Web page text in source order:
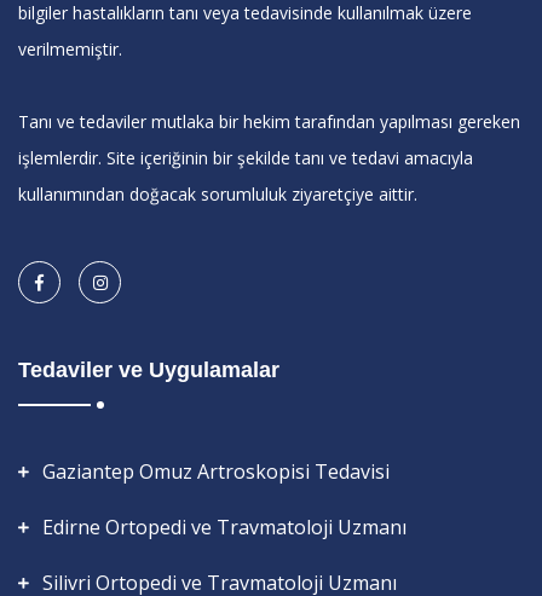
bilgiler hastalıkların tanı veya tedavisinde kullanılmak üzere
verilmemiştir.
Tanı ve tedaviler mutlaka bir hekim tarafından yapılması gereken
işlemlerdir. Site içeriğinin bir şekilde tanı ve tedavi amacıyla
kullanımından doğacak sorumluluk ziyaretçiye aittir.
Tedaviler ve Uygulamalar
Gaziantep Omuz Artroskopisi Tedavisi
Edirne Ortopedi ve Travmatoloji Uzmanı
Silivri Ortopedi ve Travmatoloji Uzmanı